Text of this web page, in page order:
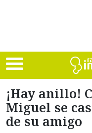
¡Hay anillo!
Miguel se
de su amigo